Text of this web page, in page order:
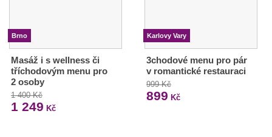
Brno
Masáž i s wellness či
tříchodovým menu pro
2 osoby
1 400 Kč
1 249 Kč
Karlovy Vary
3chodové menu pro pár
v romantické restauraci
999 Kč
899 Kč